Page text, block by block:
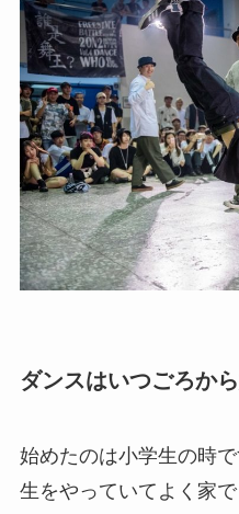
ダンスはいつごろか
始めたのは小学生の時
生をやっていてよく家